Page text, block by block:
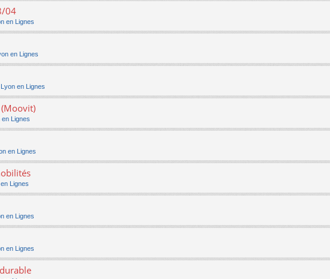
04
en Lignes
en Lignes
en Lignes
en Lignes
en Lignes
Lignes
en Lignes
en Lignes